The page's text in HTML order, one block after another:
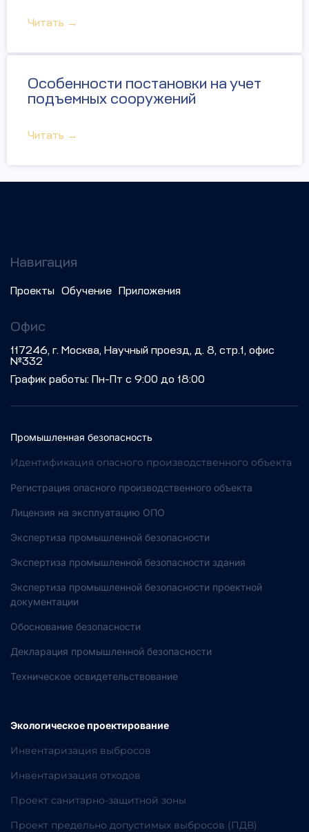
Читать →
Особенности постановки на учет
подъемных сооружений
Читать →
Навигация
Проекты Обучение Приложения
Офис
117246, г. Москва, Научный проезд, д. 8, стр.1, офис
№332
График работы: Пн-Пт с 9:00 до 18:00
Промышленная безопасность
Идентификация опасного производственного объекта
Регистрация опасного производственного объекта
Лицензия на эксплуатацию ОПО
Экспертиза промышленной безопасности
Экспертиза промышленной безопасности здания
Экспертиза промышленной безопасности проектной
документации
Обоснование безопасности
Декларация промышленной безопасности
Техническое освидетельствование
Экологическое проектирование
Инвентаризация выбросов
Инвентаризация отходов
Проект санитарно-защитной зоны
Проект предельно допустимых выбросов (ПДВ)